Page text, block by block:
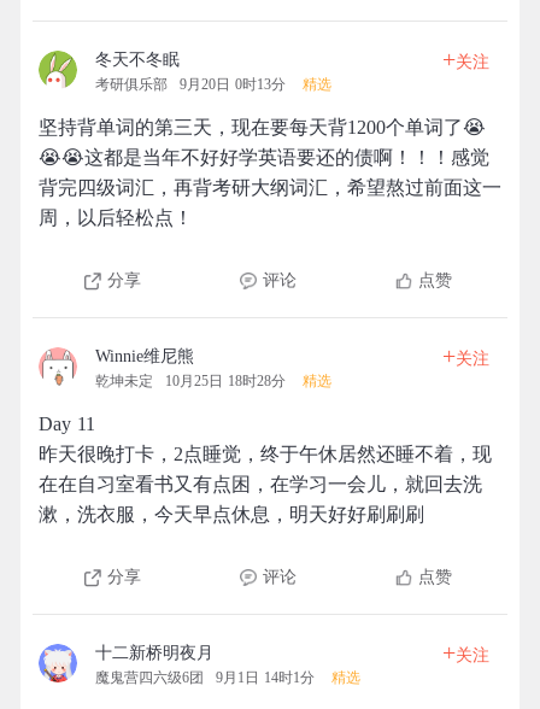
冬天不冬眠
考研俱乐部 9月20日 0时13分 精选
+关注
坚持背单词的第三天，现在要每天背1200个单词了😭
😭😭这都是当年不好好学英语要还的债啊！！！感觉
背完四级词汇，再背考研大纲词汇，希望熬过前面这一
周，以后轻松点！
分享 评论 点赞
Winnie维尼熊
乾坤未定 10月25日 18时28分 精选
+关注
Day 11
昨天很晚打卡，2点睡觉，终于午休居然还睡不着，现
在在自习室看书又有点困，在学习一会儿，就回去洗
漱，洗衣服，今天早点休息，明天好好刷刷刷
分享 评论 点赞
十二新桥明夜月
魔鬼营四六级6团 9月1日 14时1分 精选
+关注